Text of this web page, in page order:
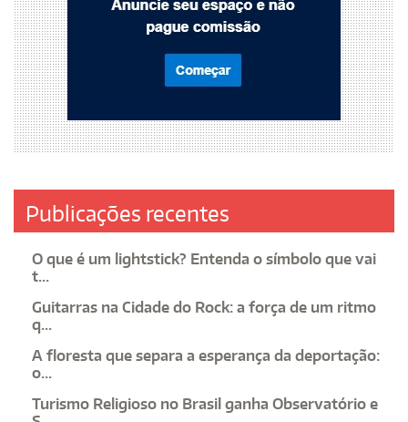
Publicações recentes
O que é um lightstick? Entenda o símbolo que vai
t...
Guitarras na Cidade do Rock: a força de um ritmo
q...
A floresta que separa a esperança da deportação:
o...
Turismo Religioso no Brasil ganha Observatório e